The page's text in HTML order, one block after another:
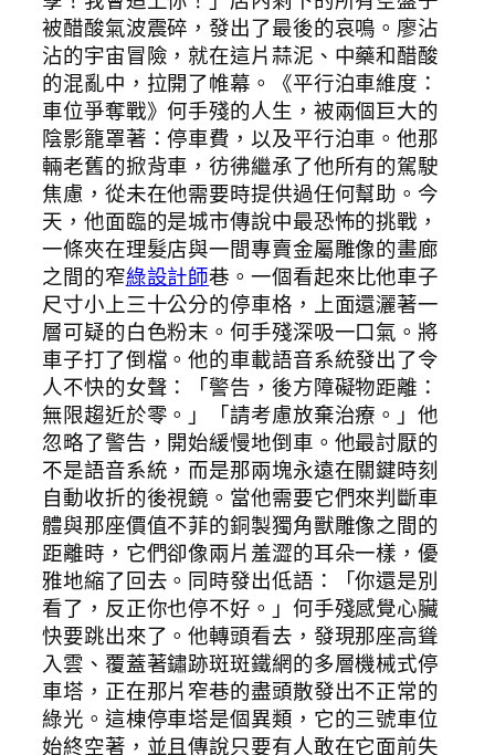
被醋酸氣波震碎，發出了最後的哀鳴。廖沾
沾的宇宙冒險，就在這片蒜泥、中藥和醋酸
的混亂中，拉開了帷幕。《平行泊車維度：
車位爭奪戰》何手殘的人生，被兩個巨大的
陰影籠罩著：停車費，以及平行泊車。他那
輛老舊的掀背車，彷彿繼承了他所有的駕駛
焦慮，從未在他需要時提供過任何幫助。今
天，他面臨的是城市傳說中最恐怖的挑戰，
一條夾在理髮店與一間專賣金屬雕像的畫廊
之間的窄綠設計師巷。一個看起來比他車子
尺寸小上三十公分的停車格，上面還灑著一
層可疑的白色粉末。何手殘深吸一口氣。將
車子打了倒檔。他的車載語音系統發出了令
人不快的女聲：「警告，後方障礙物距離：
無限趨近於零。」「請考慮放棄治療。」他
忽略了警告，開始緩慢地倒車。他最討厭的
不是語音系統，而是那兩塊永遠在關鍵時刻
自動收折的後視鏡。當他需要它們來判斷車
體與那座價值不菲的銅製獨角獸雕像之間的
距離時，它們卻像兩片羞澀的耳朵一樣，優
雅地縮了回去。同時發出低語：「你還是別
看了，反正你也停不好。」何手殘感覺心臟
快要跳出來了。他轉頭看去，發現那座高聳
入雲、覆蓋著鏽跡斑斑鐵網的多層機械式停
車塔，正在那片窄巷的盡頭散發出不正常的
綠光。這棟停車塔是個異類，它的三號車位
始終空著，並且傳說只要有人敢在它面前失